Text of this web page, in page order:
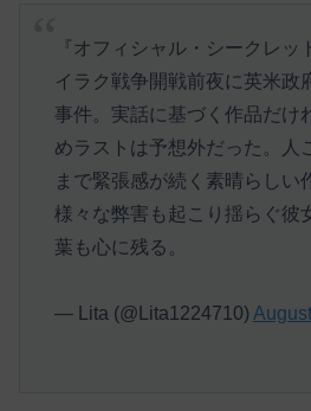
『オフィシャル・シークレ
イラク戦争開戦前夜に英米政
事件。実話に基づく作品だけ
めラストは予想外だった。人
まで緊張感が続く素晴らしい
様々な弊害も起こり揺らぐ彼
葉も心に残る。
— Lita (@Lita1224710)